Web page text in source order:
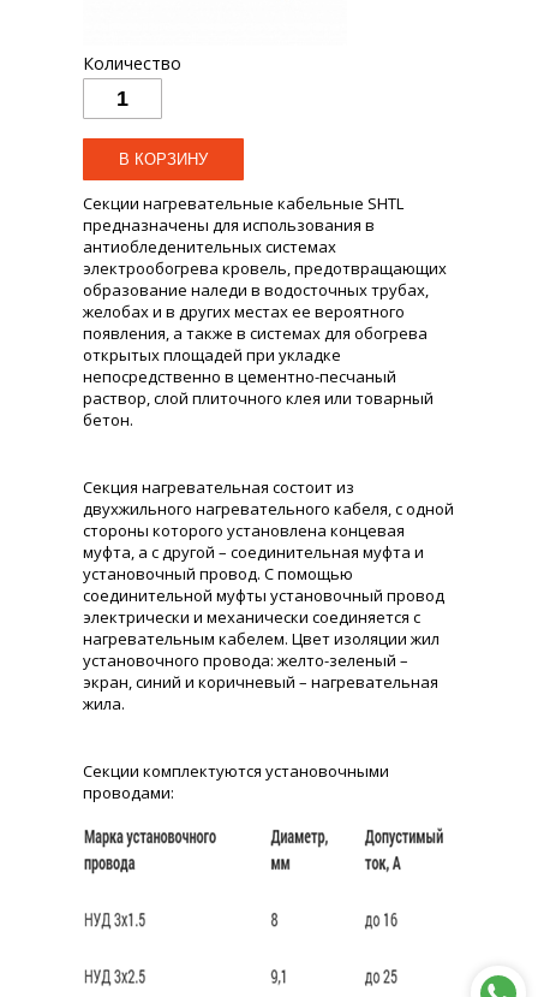
Количество
Секции нагревательные кабельные SHTL
предназначены для использования в
антиобледенительных системах
электрообогрева кровель, предотвращающих
образование наледи в водосточных трубах,
желобах и в других местах ее вероятного
появления, а также в системах для обогрева
открытых площадей при укладке
непосредственно в цементно-песчаный
раствор, слой плиточного клея или товарный
бетон.
Секция нагревательная состоит из
двухжильного нагревательного кабеля, с одной
стороны которого установлена концевая
муфта, а с другой – соединительная муфта и
установочный провод. С помощью
соединительной муфты установочный провод
электрически и механически соединяется с
нагревательным кабелем. Цвет изоляции жил
установочного провода: желто-зеленый –
экран, синий и коричневый – нагревательная
жила.
Секции комплектуются установочными
проводами: